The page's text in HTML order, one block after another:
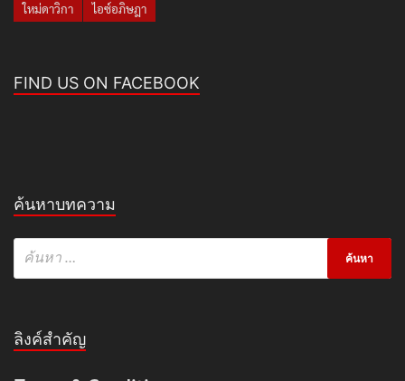
ใหม่ดาวิกา
ไอซ์อภิษฎา
FIND US ON FACEBOOK
ค้นหาบทความ
ลิงค์สำคัญ